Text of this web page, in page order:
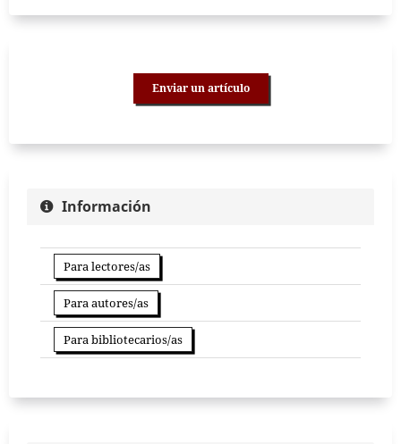
Enviar un artículo
Información
Para lectores/as
Para autores/as
Para bibliotecarios/as